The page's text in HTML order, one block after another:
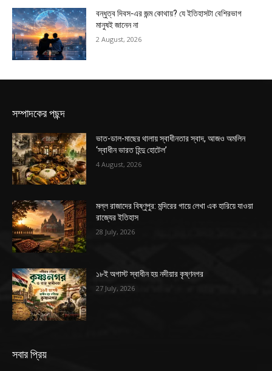
বন্ধুত্ব দিবস-এর জন্ম কোথায়? যে ইতিহাসটা বেশিরভাগ
মানুষই জানেন না
2 August, 2026
সম্পাদকের পছন্দ
ভাত-ডাল-মাছের থালায় স্বাধীনতার স্বাদ, আজও অমলিন
‘স্বাধীন ভারত হিন্দু হোটেল’
4 August, 2026
মল্ল রাজাদের বিষ্ণুপুর: মন্দিরের গায়ে লেখা এক হারিয়ে যাওয়া
রাজ্যের ইতিহাস
28 July, 2026
১৮ই অগাস্ট স্বাধীন হয় নদীয়ার কৃষ্ণনগর
27 July, 2026
সবার প্রিয়